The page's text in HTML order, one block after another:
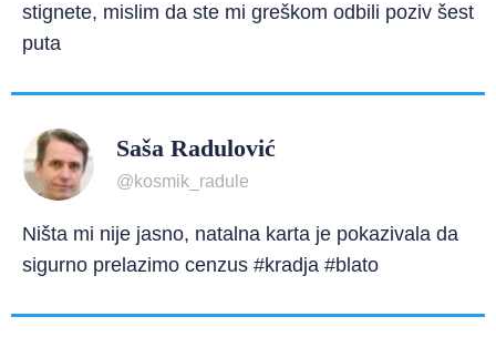
stignete, mislim da ste mi greškom odbili poziv šest
puta
Saša Radulović
@kosmik_radule
Ništa mi nije jasno, natalna karta je pokazivala da
sigurno prelazimo cenzus #kradja #blato